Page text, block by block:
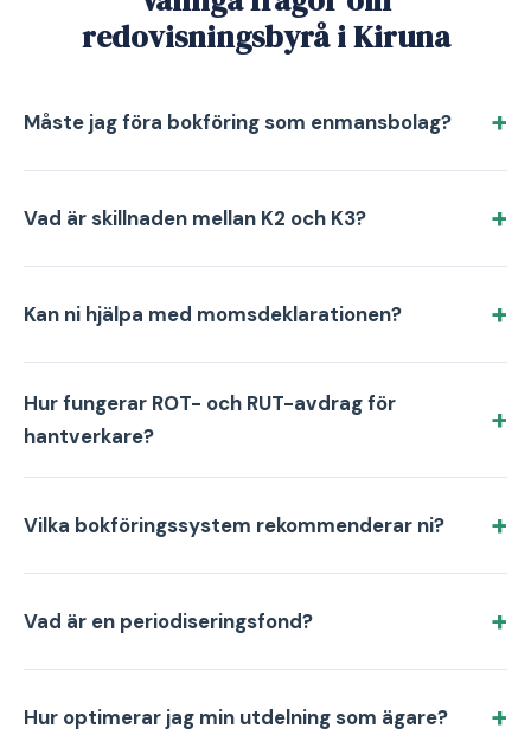
redovisningsbyrå i Kiruna
Måste jag föra bokföring som enmansbolag?
Vad är skillnaden mellan K2 och K3?
Kan ni hjälpa med momsdeklarationen?
Hur fungerar ROT- och RUT-avdrag för
hantverkare?
Vilka bokföringssystem rekommenderar ni?
Vad är en periodiseringsfond?
Hur optimerar jag min utdelning som ägare?